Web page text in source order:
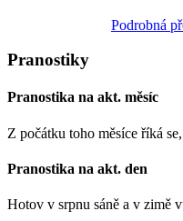
Podrobná
Pranostiky
Pranostika na akt. měsíc
Z počátku toho měsíce říká
Pranostika na akt. den
Hotov v srpnu sáně a v zimě